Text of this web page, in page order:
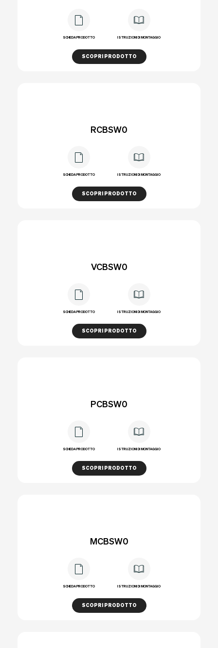
SCHEDA PRODOTTO ISTRUZIONI DI MONTAGGIO
SCOPRI PRODOTTO
RCBSW0
SCHEDA PRODOTTO ISTRUZIONI DI MONTAGGIO
SCOPRI PRODOTTO
VCBSW0
SCHEDA PRODOTTO ISTRUZIONI DI MONTAGGIO
SCOPRI PRODOTTO
PCBSW0
SCHEDA PRODOTTO ISTRUZIONI DI MONTAGGIO
SCOPRI PRODOTTO
MCBSW0
SCHEDA PRODOTTO ISTRUZIONI DI MONTAGGIO
SCOPRI PRODOTTO